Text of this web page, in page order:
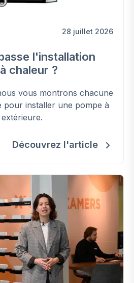
28 juillet 2026
l'installation
chaleur ?
vous montrons chacune
pour installer une pompe à
Découvrez l'article